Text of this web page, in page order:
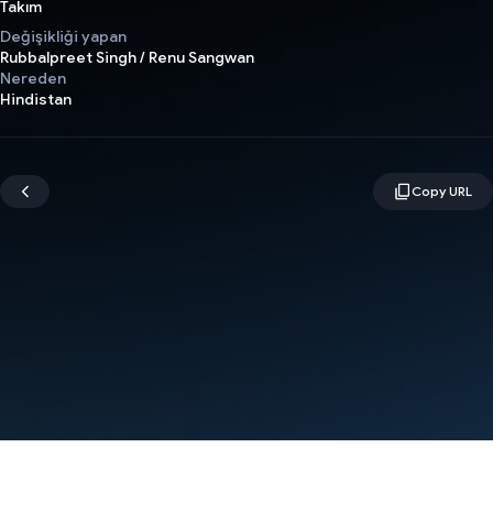
Takım
Değişikliği yapan
Rubbalpreet Singh / Renu Sangwan
Nereden
Hindistan